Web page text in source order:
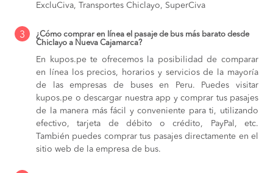
ExcluCiva, Transportes Chiclayo, SuperCiva
3
¿Cómo comprar en línea el pasaje de bus más barato desde
Chiclayo a Nueva Cajamarca?
En kupos.pe te ofrecemos la posibilidad de comparar
en línea los precios, horarios y servicios de la mayoría
de las empresas de buses en Peru. Puedes visitar
kupos.pe o descargar nuestra app y comprar tus pasajes
de la manera más fácil y conveniente para ti, utilizando
efectivo, tarjeta de débito o crédito, PayPal, etc.
También puedes comprar tus pasajes directamente en el
sitio web de la empresa de bus.